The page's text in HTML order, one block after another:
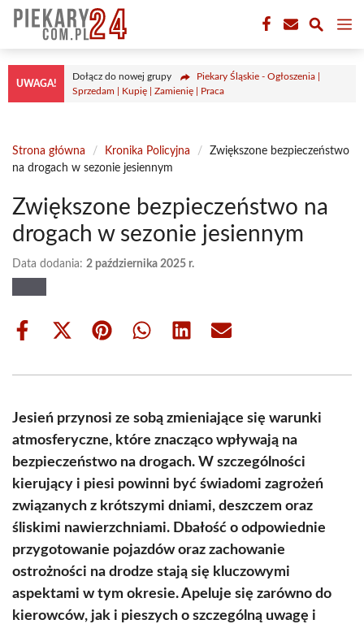
Przejdź
treści
UWAGA!
Dołącz do nowej grupy
Piekary Śląskie - Ogłoszenia |
Sprzedam | Kupię | Zamienię | Praca
Strona główna / Kronika Policyjna /
Zwiększone bezpieczeństwo
na drogach w sezonie jesiennym
Zwiększone bezpieczeństwo na
drogach w sezonie jesiennym
Data dodania: 2 października 2025 r.
Share
Share
(Twitter)
Share Share Share Share
Jesień przynosi ze sobą zmieniające się warunki
atmosferyczne, które znacząco wpływają na
bezpieczeństwo na drogach. W szczególności
kierujący i piesi powinni być świadomi zagrożeń
związanych z krótszymi dniami, deszczem oraz
śliskimi nawierzchniami. Dbałość o odpowiednie
przygotowanie pojazdów oraz zachowanie
ostrożności na drodze stają się kluczowymi
aspektami w tym okresie. Apeluje się zarówno do
kierowców, jak i pieszych o szczególną uwagę i